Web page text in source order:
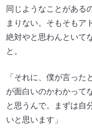
同じようなことがある
まりない。そもそもア
絶対やと思わんといて
と。
「それに、僕が言っ
が面白いのかわかって
と思うんで。まずは自
いと思います」